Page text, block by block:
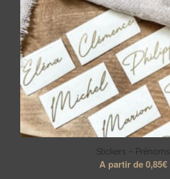
Stickers – Prénoms
A partir de0,85€